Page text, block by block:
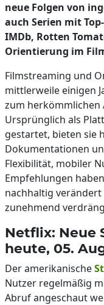
neue Folgen von
auch Serien mit
IMDb, Rotten
Orientierung im
Filmstreaming und
mittlerweile einigen
zum herkömmlichen
Ursprünglich als
gestartet, bieten sie
Dokumentationen
Flexibilität, mobiler
Empfehlungen
nachhaltig verändert
zunehmend
Netflix: Neue
heute, 05.
Der amerikanische
Nutzer regelmäßig
Abruf angeschaut